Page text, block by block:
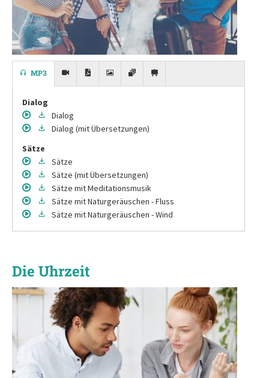
MP3
Dialog
Dialog
Dialog (mit Übersetzungen)
Sätze
Sätze
Sätze (mit Übersetzungen)
Sätze mit Meditationsmusik
Sätze mit Naturgeräuschen - Fluss
Sätze mit Naturgeräuschen - Wind
Die Uhrzeit